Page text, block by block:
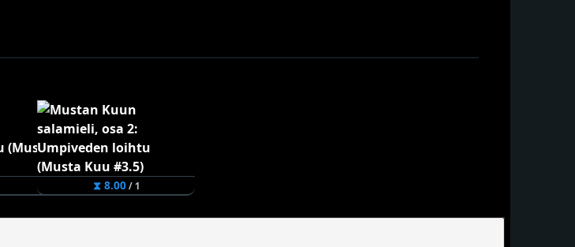
⧗ 8.00/ 1